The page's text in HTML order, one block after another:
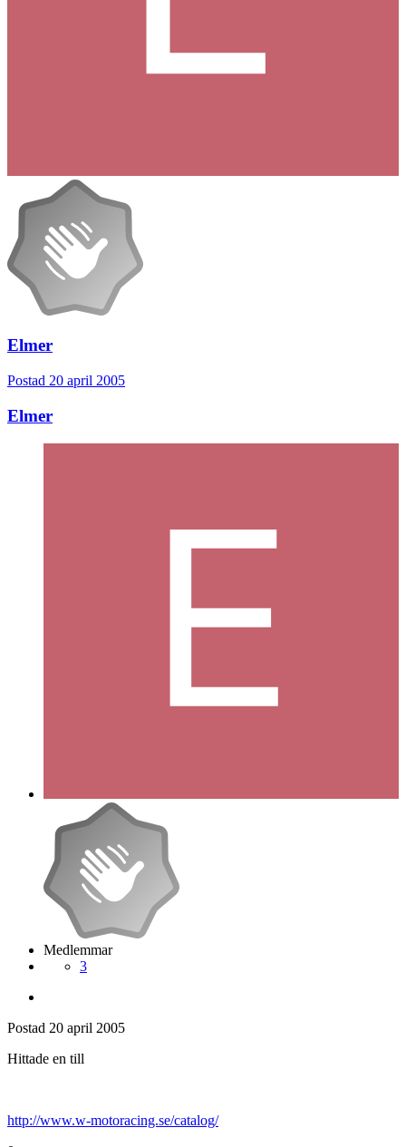
Elmer
Postad 20 april 2005
Elmer
Medlemmar
3
Postad 20 april 2005
Hittade en till
http://www.w-motoracing.se/catalog/